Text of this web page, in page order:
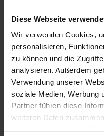
Diese Webseite
Wir verwenden Cookies,
personalisieren,
zu können und die
analysieren. Außerdem
Verwendung unserer
soziale Medien, Werbung
Partner führen diese
weiteren Daten
Description
Darf eine im aktuell
begangene Tat bestraft
Fällen handelt es sich?
a.l.i.c.-Konstellation